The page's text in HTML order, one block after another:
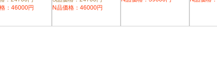
：46000円
N品価格：46000円